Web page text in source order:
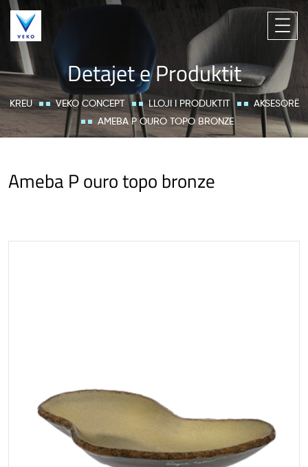
Detajet e Produktit
KREU VEKO CONCEPT LLOJI I PRODUKTIT
AKSESORË
AMEBA P OURO TOPO BRONZE
Ameba P ouro topo bronze